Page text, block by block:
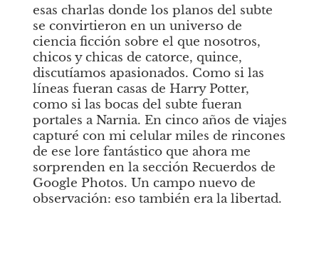
esas charlas donde los planos del subte
se convirtieron en un universo de
ciencia ficción sobre el que nosotros,
chicos y chicas de catorce, quince,
discutíamos apasionados. Como si las
líneas fueran casas de Harry Potter,
como si las bocas del subte fueran
portales a Narnia. En cinco años de viajes
capturé con mi celular miles de rincones
de ese lore fantástico que ahora me
sorprenden en la sección Recuerdos de
Google Photos. Un campo nuevo de
observación: eso también era la libertad.